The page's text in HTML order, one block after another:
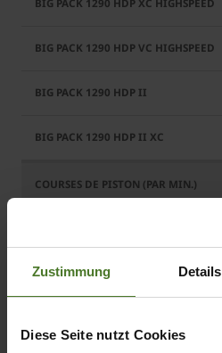
Zustimmung Details
Diese Seite nutzt Cookies